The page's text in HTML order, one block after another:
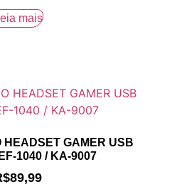
mais
HEADSET GAMER USB
1040 / KA-9007
89,99